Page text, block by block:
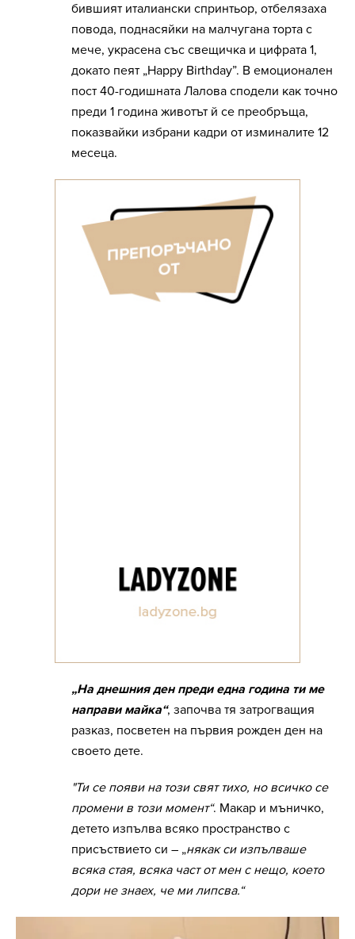
бившият италиански спринтьор, отбелязаха
повода, поднасяйки на малчугана торта с
мече, украсена със свещичка и цифрата 1,
докато пеят „Happy Birthday”. В емоционален
пост 40-годишната Лалова сподели как точно
преди 1 година животът й се преобръща,
показвайки избрани кадри от изминалите 12
месеца.
„На днешния ден преди една година ти ме
направи майка“, започва тя затрогващия
разказ, посветен на първия рожден ден на
своето дете.
"Ти се появи на този свят тихо, но всичко се
промени в този момент“. Макар и мъничко,
детето изпълва всяко пространство с
присъствието си – „някак си изпълваше
всяка стая, всяка част от мен с нещо, което
дори не знаех, че ми липсва.“